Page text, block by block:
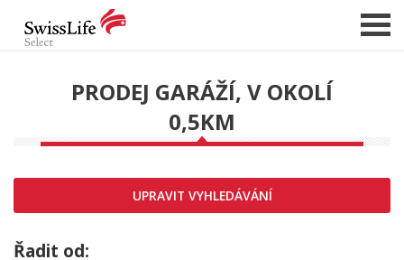
NABÍDKA NEMOVITOSTÍ
CHCI PRODAT / PRONAJMOUT
HLÍDAT NOVÉ NABÍDKY
CHCI OCENIT NEMOVITOST
O NÁS
PRODEJ GARÁŽÍ, V OKOLÍ
0,5KM
UPRAVIT VYHLEDÁVÁNÍ
Řadit od: